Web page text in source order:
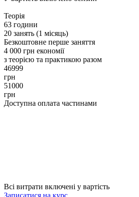
Теорія
63 години
20 занять (1 місяць)
Безкоштовне перше заняття
4 000 грн економії
з теорією та практикою разом
46999
грн
51000
грн
Доступна оплата частинами
Всі витрати включені у вартість
Записатися на курс